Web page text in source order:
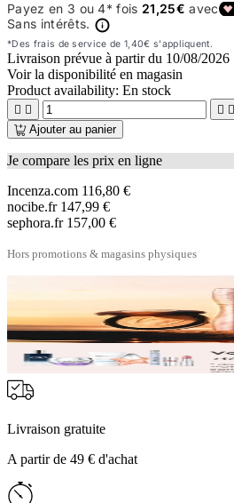
Livraison prévue à partir du 10/08/2026
Voir la disponibilité en magasin
Product availability: En stock
   
Ajouter au panier
Je compare les prix en ligne
Incenza.com 116,80 €
nocibe.fr 147,99 €
sephora.fr 157,00 €
Hors promotions & magasins physiques
Livraison gratuite
A partir de 49 € d'achat